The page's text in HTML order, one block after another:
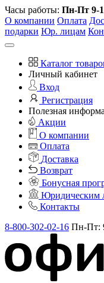
Часы работы: Пн-Пт 9-
О компании Оплата
подарки Юр. лицам
Каталог
Личный кабинет
Вход
Регистрация
Полезная
Акции
О компании
Оплата
Доставка
Возврат
Бонусная
Юридическим
Контакты
8-800-302-02-16 Пн-Пт: